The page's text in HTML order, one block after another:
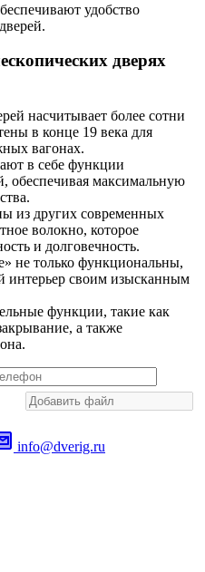
удобство
дверях
насчитывает более сотни
в конце 19 века для
вагонах.
в себе функции
обеспечивая максимальную
из других современных
волокно, которое
и долговечность.
не только функциональны,
интерьер своим изысканным
функции, такие как
а также
info@dverig.ru